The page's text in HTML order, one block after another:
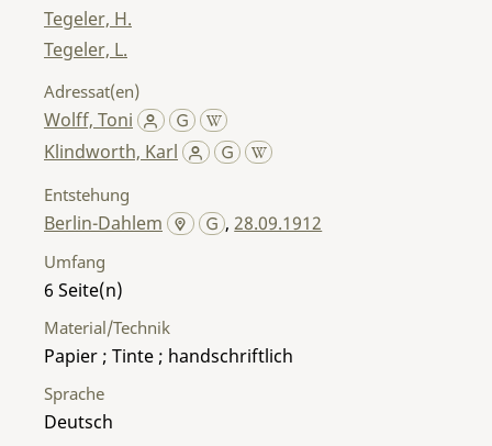
Tegeler, H.
Tegeler, L.
Adressat(en)
Wolff, Toni
Klindworth, Karl
Entstehung
Berlin-Dahlem ,28.09.1912
Umfang
6
Material/Technik
Papier ; Tinte ; handschriftlich
Sprache
Deutsch